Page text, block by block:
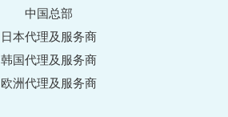
中国总部
日本代理及服务商
韩国代理及服务商
欧洲代理及服务商